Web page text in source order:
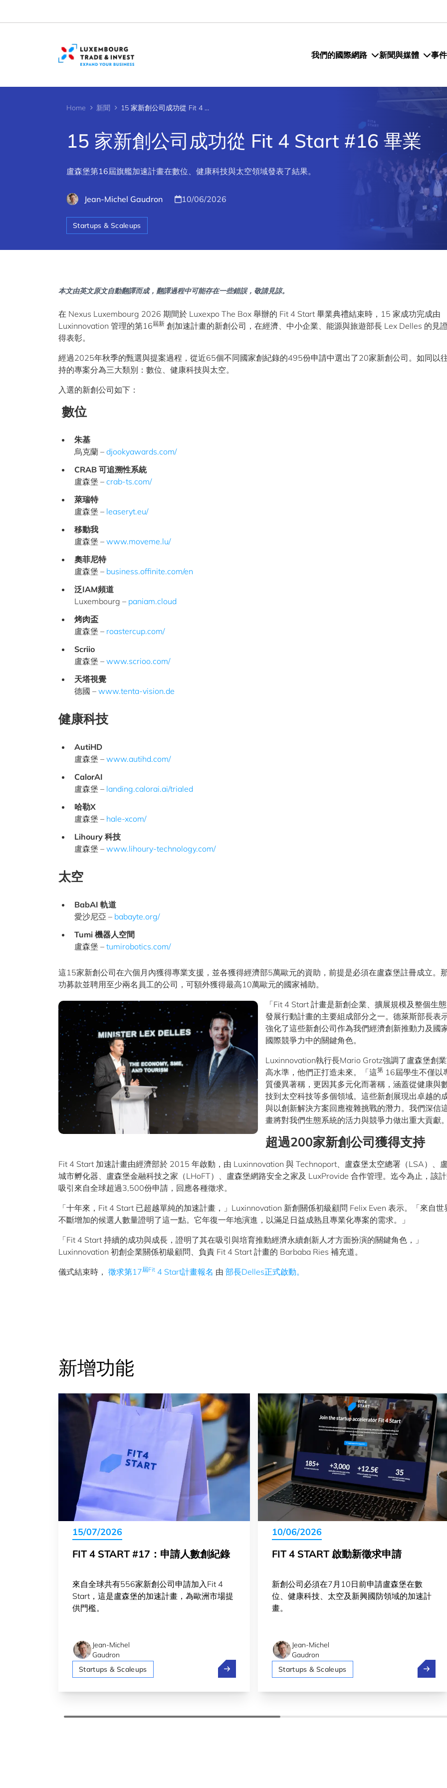
我們的國際網路 新聞與媒體 事件
Home 新聞 15 家新創公司成功從 Fit 4 Start #16 畢業
15 家新創公司成功從 Fit 4 Start #16 畢業
盧森堡第16屆旗艦加速計畫在數位、健康科技與太空領域發表了結果。
Jean-Michel Gaudron 10/06/2026
Startups & Scaleups
本文由英文原文自動翻譯而成，翻譯過程中可能存在一些錯誤，敬請見諒。
在 Nexus Luxembourg 2026 期間於 Luxexpo The Box 舉辦的 Fit 4 Start 畢業典禮結束時，15 家成功完成由
Luxinnovation 管理的第16屆新 創加速計畫的新創公司，在經濟、中小企業、能源與旅遊部長 Lex Delles 的見
得表彰。
經過2025年秋季的甄選與提案過程，從近65個不同國家創紀錄的495份申請中選出了20家新創公司。如同以
持的專案分為三大類別：數位、健康科技與太空。
入選的新創公司如下：
數位
朱基
烏克蘭 – djookyawards.com/
CRAB 可追溯性系統
盧森堡 – crab-ts.com/
萊瑞特
盧森堡 – leaseryt.eu/
移動我
盧森堡 – www.moveme.lu/
奧菲尼特
盧森堡 – business.offinite.com/en
泛IAM頻道
Luxembourg – paniam.cloud
烤肉盃
盧森堡 – roastercup.com/
Scriio
盧森堡 – www.scrioo.com/
天塔視覺
德國 – www.tenta-vision.de
健康科技
AutiHD
盧森堡 – www.autihd.com/
CalorAI
盧森堡 – landing.calorai.ai/trialed
哈勒X
盧森堡 – hale-xcom/
Lihoury 科技
盧森堡 – www.lihoury-technology.com/
太空
BabAI 軌道
愛沙尼亞 – babayte.org/
Tumi 機器人空間
盧森堡 – tumirobotics.com/
這15家新創公司在六個月內獲得專業支援，並各獲得經濟部5萬歐元的資助，前提是必須在盧森堡註冊成立。
功募款並聘用至少兩名員工的公司，可額外獲得最高10萬歐元的國家補助。
「Fit 4 Start 計畫是新創企業、擴展規模及整個生
發展行動計畫的主要組成部分之一。德萊斯部長表
強化了這些新創公司作為我們經濟創新推動力及國
國際競爭力中的關鍵角色。
Luxinnovation執行長Mario Grotz強調了盧森堡創
高水準，他們正打造未來。「這第 16屆學生不僅以
質優異著稱，更因其多元化而著稱，涵蓋從健康與
技到太空科技等多個領域。這些新創展現出卓越的
與以創新解決方案回應複雜挑戰的潛力。我們深信
畫將對我們生態系統的活力與競爭力做出重大貢獻。
超過200家新創公司獲得支持
Fit 4 Start 加速計畫由經濟部於 2015 年啟動，由 Luxinnovation 與 Technoport、盧森堡太空總署（LSA）、
城市孵化器、盧森堡金融科技之家（LHoFT）、盧森堡網路安全之家及 LuxProvide 合作管理。迄今為止，該
吸引來自全球超過3,500份申請，回應各種徵求。
「十年來，Fit 4 Start 已超越單純的加速計畫，」Luxinnovation 新創關係初級顧問 Felix Even 表示。「來自世
不斷增加的候選人數量證明了這一點。它年復一年地演進，以滿足日益成熟且專業化專案的需求。」
「Fit 4 Start 持續的成功與成長，證明了其在吸引與培育推動經濟永續創新人才方面扮演的關鍵角色，」
Luxinnovation 初創企業關係初級顧問、負責 Fit 4 Start 計畫的 Barbaba Ries 補充道。
儀式結束時， 徵求第17屆Fit 4 Start計畫報名 由 部長Delles正式啟動。
新增功能
15/07/2026
FIT 4 START #17：申請人數創紀錄
來自全球共有556家新創公司申請加入Fit 4
Start，這是盧森堡的加速計畫，為歐洲市場提
供門檻。
Jean-Michel
Gaudron
Startups & Scaleups
Fit 4 Start #17：申請人數創紀錄
10/06/2026
FIT 4 START 啟動新徵求申請
新創公司必須在7月10日前申請盧森堡在數
位、健康科技、太空及新興國防領域的加速計
畫。
Jean-Michel
Gaudron
Startups & Scaleups
Fit 4